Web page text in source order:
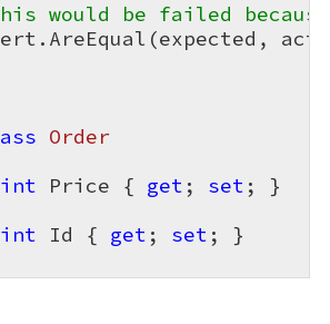
would be failed
Order
int Price { get ; set ; }
int Id { get ; set ; }